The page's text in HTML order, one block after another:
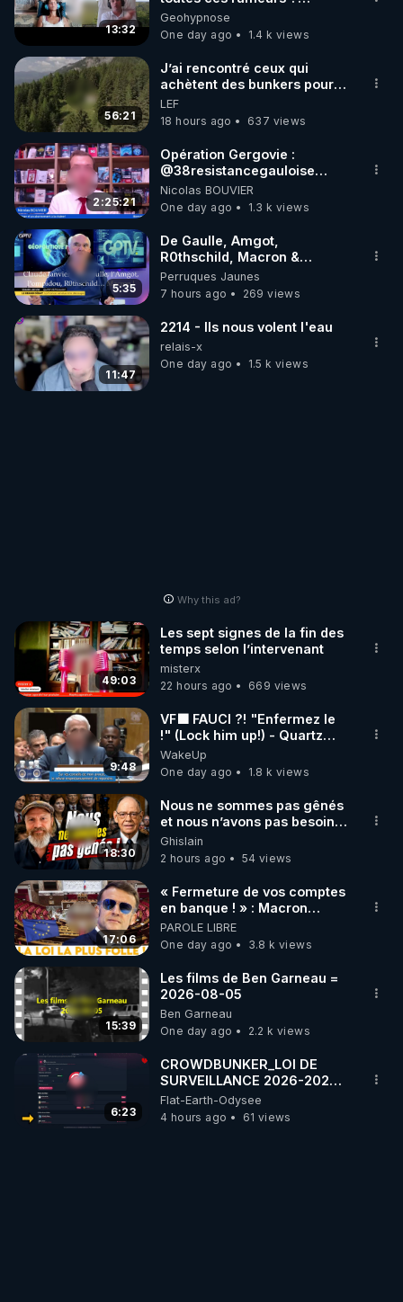
13:32
Enquête sous hypnose
Geohypnose
One day ago
1.4 k views
56:21
J’ai rencontré ceux qui
achètent des bunkers pour
survivre à la fin du monde
LEF
18 hours ago
637 views
2:25:21
Opération Gergovie :
‪@38resistancegauloise‬
‪@MarionSigautOfficiel‬
‪@gladysriifard5710‬ Laëtitia
Nicolas BOUVIER
One day ago
1.3 k views
5:35
De Gaulle, Amgot,
R0thschild, Macron &
Pompidou… Macron Claude
Janvier, GPTV, 18 X 2024
Perruques Jaunes
7 hours ago
269 views
11:47
2214 - Ils nous volent l'eau
relais-x
One day ago
1.5 k views
Why this ad?
49:03
Les sept signes de la fin des
temps selon l’intervenant
misterx
22 hours ago
669 views
9:48
VF🟩 FAUCI ?! "Enfermez le
!" (Lock him up!) - Quartz
Traduction
WakeUp
One day ago
1.8 k views
18:30
Nous ne sommes pas gênés
et nous n’avons pas besoin
de nous excuser ! #jw
#jehovah #collegecentral
Ghislain
2 hours ago
54 views
17:06
« Fermeture de vos comptes
en banque ! » : Macron
impose une loi folle !
PAROLE LIBRE
One day ago
3.8 k views
15:39
Les films de Ben Garneau =
2026-08-05
Ben Garneau
One day ago
2.2 k views
6:23
CROWDBUNKER_LOI DE
SURVEILLANCE 2026-2027
DES RESEAUX SOCIAUX -
FERMETURE DE COMPTES A
Flat-Earth-Odysee
4 hours ago
61 views